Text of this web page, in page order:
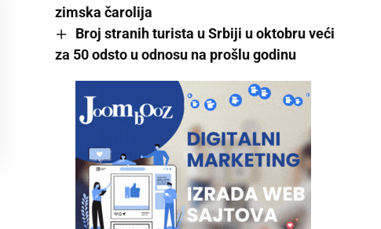
zimska čarolija
Broj stranih turista u Srbiji u oktobru veći
za 50 odsto u odnosu na prošlu godinu